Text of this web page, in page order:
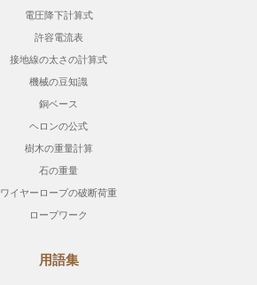
電圧降下計算式
許容電流表
接地線の太さの計算式
機械の豆知識
銅ベース
ヘロンの公式
樹木の重量計算
石の重量
ワイヤーロープの破断荷重
ロープワーク
用語集